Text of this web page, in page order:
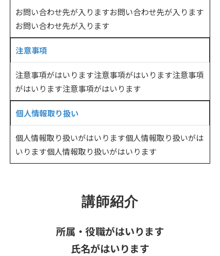
お問い合わせ先が入りますお問い合わせ先が入ります
お問い合わせ先が入ります
注意事項
注意事項がはいります注意事項がはいります注意事項
がはいります注意事項がはいります
個人情報取り扱い
個人情報取り扱いがはいります個人情報取り扱いがは
いります個人情報取り扱いがはいります
講師紹介
所属・役職がはいります
氏名がはいります